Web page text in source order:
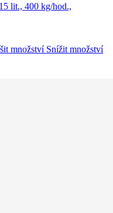
lit., 400 kg/hod.,
množství Snížit množství